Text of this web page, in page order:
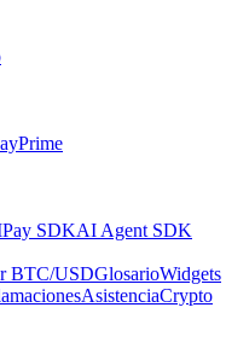
Prime
Pay SDKAI Agent SDK
BTC/USDGlosarioWidgets
AsistenciaCrypto